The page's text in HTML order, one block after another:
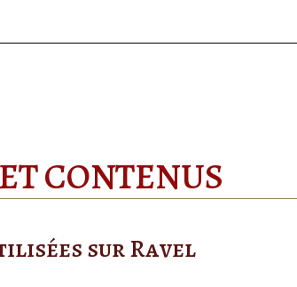
CONTENUS
sur Ravel